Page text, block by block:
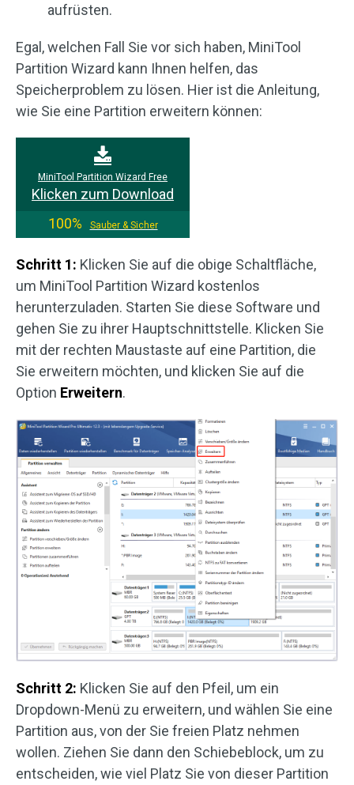
aufrüsten.
Egal, welchen Fall Sie vor sich haben, MiniTool
Partition Wizard kann Ihnen helfen, das
Speicherproblem zu lösen. Hier ist die Anleitung,
wie Sie eine Partition erweitern können:
MiniTool Partition Wizard Free
Klicken zum Download
100%
Sauber & Sicher
Schritt 1: Klicken Sie auf die obige Schaltfläche,
um MiniTool Partition Wizard kostenlos
herunterzuladen. Starten Sie diese Software und
gehen Sie zu ihrer Hauptschnittstelle. Klicken Sie
mit der rechten Maustaste auf eine Partition, die
Sie erweitern möchten, und klicken Sie auf die
Option Erweitern.
Schritt 2: Klicken Sie auf den Pfeil, um ein
Dropdown-Menü zu erweitern, und wählen Sie eine
Partition aus, von der Sie freien Platz nehmen
wollen. Ziehen Sie dann den Schiebeblock, um zu
entscheiden, wie viel Platz Sie von dieser Partition